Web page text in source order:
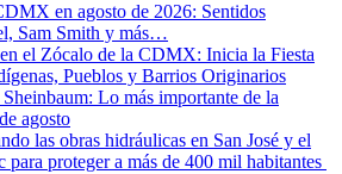
en agosto de 2026: Sentidos
Sam Smith y más…
el Zócalo de la CDMX: Inicia la Fiesta
Pueblos y Barrios Originarios
Sheinbaum: Lo más importante de la
agosto
las obras hidráulicas en San José y el
para proteger a más de 400 mil habitantes